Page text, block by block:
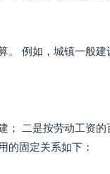
例如，城镇一般
二是按劳动工资的
的固定关系如下：